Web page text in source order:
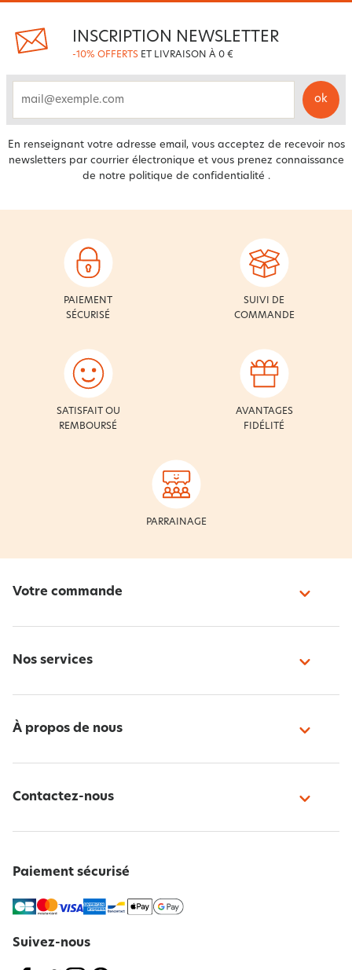
INSCRIPTION NEWSLETTER
-10% OFFERTS ET LIVRAISON À 0 €
email
ok
En renseignant votre adresse email, vous acceptez de recevoir nos
newsletters par courrier électronique et vous prenez connaissance
de notre politique de confidentialité .
PAIEMENT
SÉCURISÉ
SUIVI DE
COMMANDE
SATISFAIT OU
REMBOURSÉ
AVANTAGES
FIDÉLITÉ
PARRAINAGE
Votre commande
Nos services
À propos de nous
Contactez-nous
Paiement sécurisé
Suivez-nous